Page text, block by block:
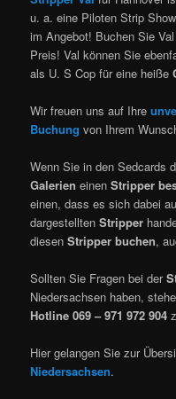
u. a. eine Piloten Strip
im Angebot! Buchen Sie
Preis! Val können Sie
als U. S Cop für eine heiße
Wir freuen uns auf Ihre
Buchung von Ihrem
Wenn Sie in den Sedcards
Galerien einenStripper
einen, dass es sich dabei
dargestelltenStripper
diesenStripper buchen,
Sollten Sie Fragen bei der
Niedersachsen haben,
Hotline 069 – 971 972 904
Hier gelangen Sie zur
Niedersachsen.